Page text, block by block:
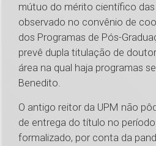
mútuo do mérito científico das
observado no convênio de
dos Programas de Pós-
prevê dupla titulação de
área na qual haja programas
Benedito.
O antigo reitor da UPM não
de entrega do título no
formalizado, por conta da